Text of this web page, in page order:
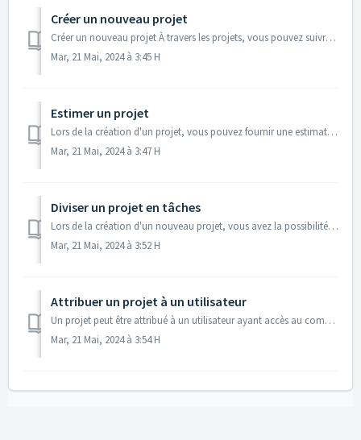
Créer un nouveau projet
Créer un nouveau projet À travers les projets, vous pouvez suivre, estimer et surveiller le temps et les coûts d'un projet en cours. À partir du projet...
Mar, 21 Mai, 2024 à 3:45 H
Estimer un projet
Lors de la création d'un projet, vous pouvez fournir une estimation du nombre total d'heures pour le projet. Cette estimation vous donne une bonne i...
Mar, 21 Mai, 2024 à 3:47 H
Diviser un projet en tâches
Lors de la création d'un nouveau projet, vous avez la possibilité de choisir de subdiviser votre projet en tâches. Cela permet de diviser votre projet e...
Mar, 21 Mai, 2024 à 3:52 H
Attribuer un projet à un utilisateur
Un projet peut être attribué à un utilisateur ayant accès au compte. Cela facilite le suivi de la personne responsable du projet et vous donne la possibilit...
Mar, 21 Mai, 2024 à 3:54 H